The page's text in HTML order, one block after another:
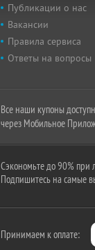
Публикации о нас
Вакансии
Правила сервиса
Ответы на вопросы
Все наши купоны
через Мобильное
Сэкономьте до 90% при
Подпишитесь на самые
Принимаем к оплате: